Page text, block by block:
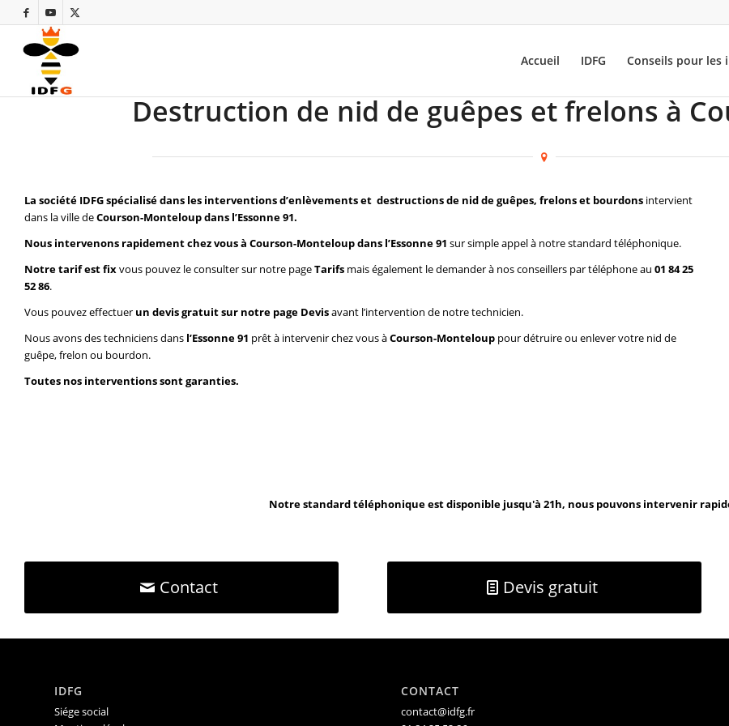
Accueil IDFG Conseils pour les
Destruction de nid de guêpes et frelons à
La société IDFG spécialisé dans les interventions d’enlèvements et destructions de nid de guêpes, frelons et bourdons intervient
dans la ville deCourson-Monteloup dans l’Essonne 91.
Nous intervenons rapidement chez vous à Courson-Monteloup dans l’Essonne 91 sur simple appel à notre standard téléphonique.
Notre tarif est fixvous pouvez le consulter sur notre pageTarifs mais également le demander à nos conseillers par téléphone au 01 84 25
52 86.
Vous pouvez effectuer un devis gratuit sur notre page Devisavant l’intervention de notre technicien.
Nous avons des techniciens dans l’Essonne 91 prêt à intervenir chez vous àCourson-Monteloup pour détruire ou enlever votre nid de
guêpe, frelon ou bourdon.
Toutes nos interventions sont garanties.
Notre standard téléphonique est disponible jusqu'à 21h, nous pouvons intervenir
Contact Devis gratuit
IDFG
Siége social
CONTACT
contact@idfg.fr